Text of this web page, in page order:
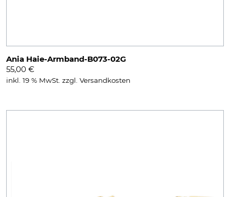
Ania Haie-Armband-B073-02G
55,00 €
inkl. 19 % MwSt. zzgl. Versandkosten